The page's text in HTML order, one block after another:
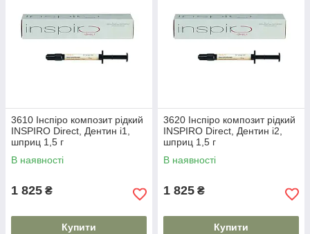
3610 Інспіро композит рідкий
INSPIRO Direct, Дентин i1,
шприц 1,5 г
В наявності
1 825 ₴
Купити
3620 Інспіро композит рідкий
INSPIRO Direct, Дентин i2,
шприц 1,5 г
В наявності
1 825 ₴
Купити